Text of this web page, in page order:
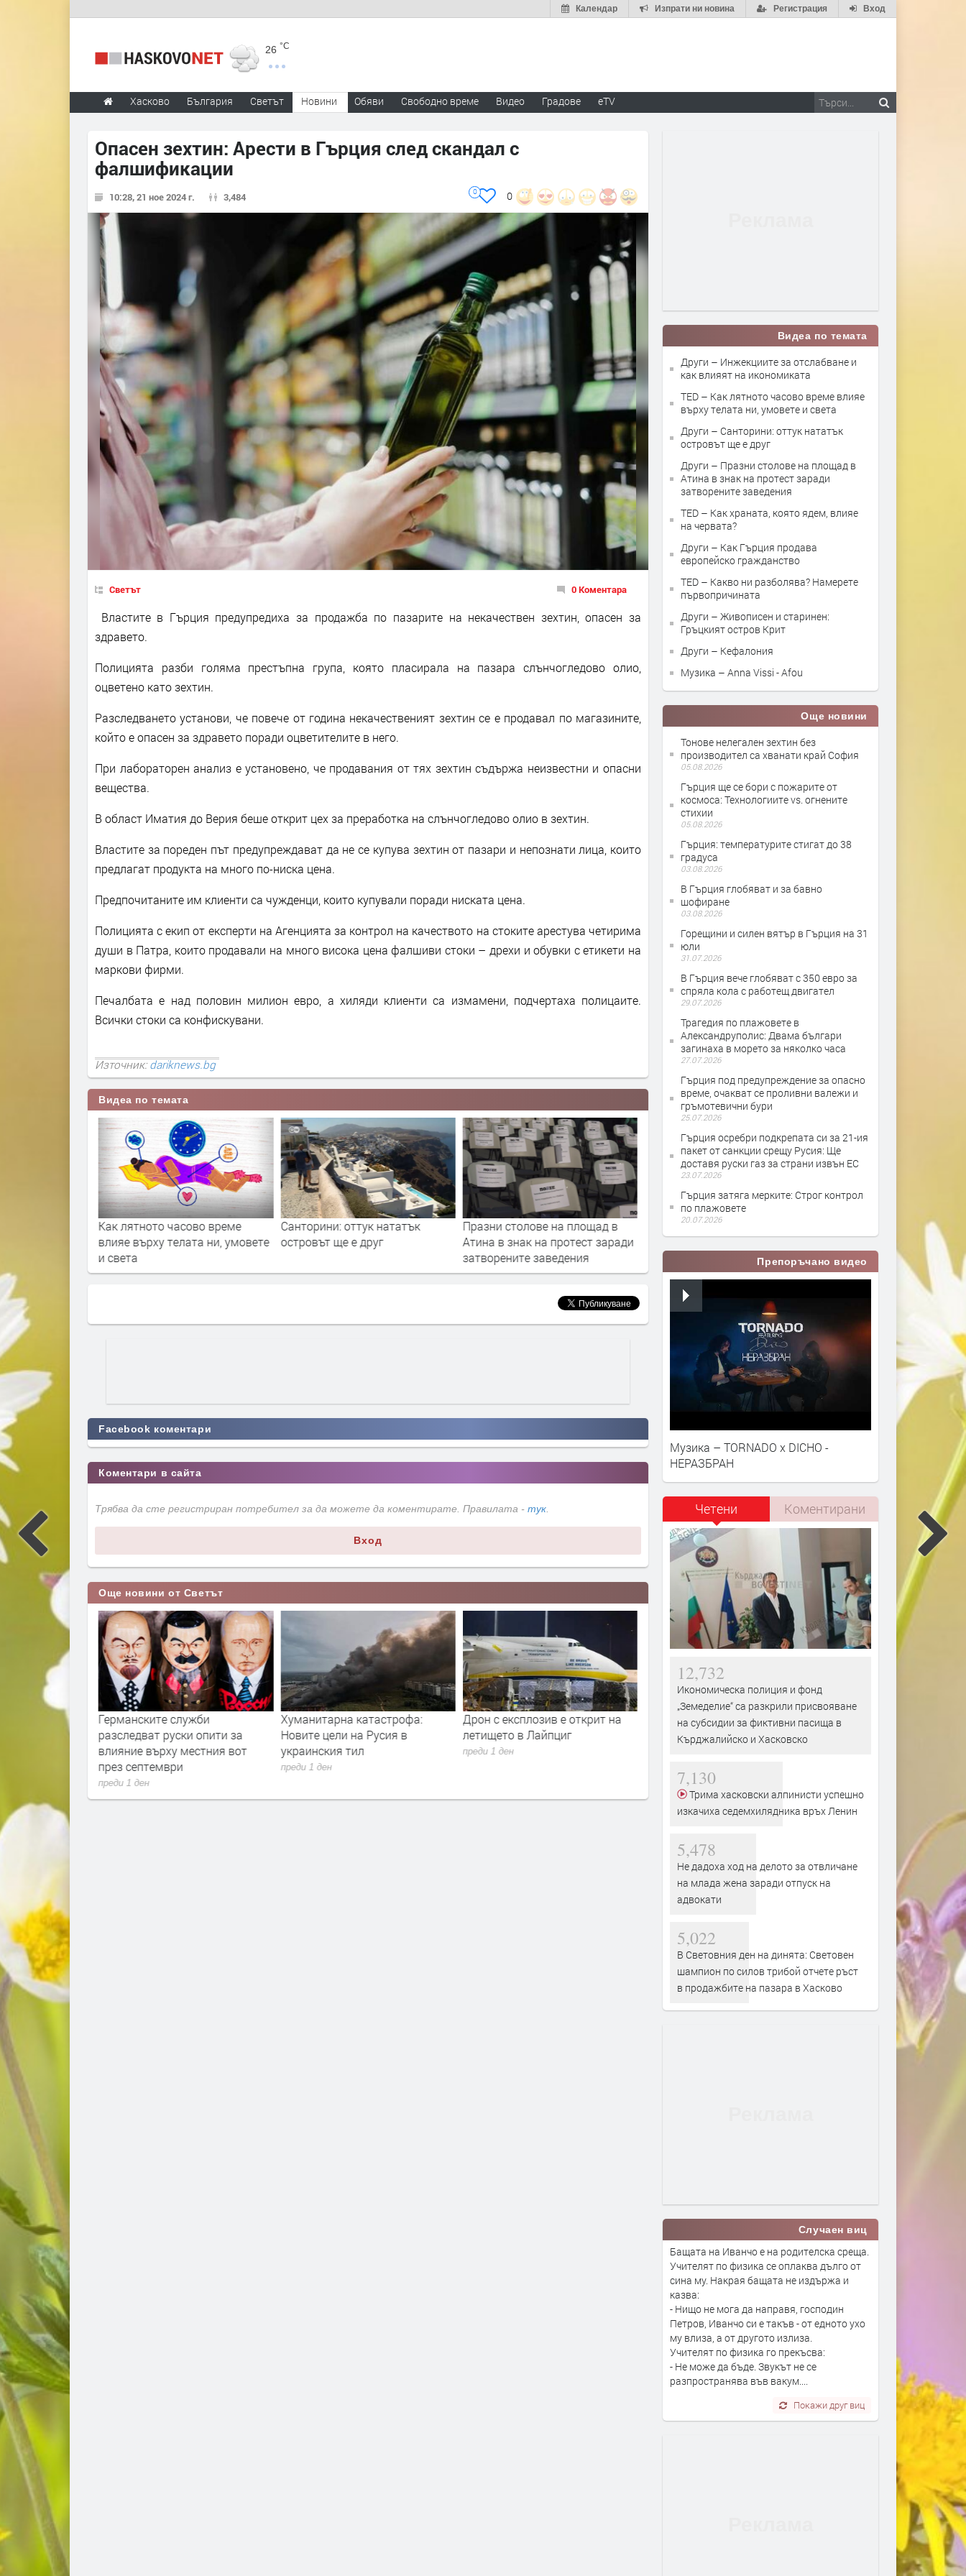
Вход
Регистрация
Изпрати ни новина
Календар
26 °C
Хасково България Светът Новини Обяви Свободно време Видео Градове eTV
Опасен зехтин: Арести в Гърция след скандал с
фалшификации
10:28, 21 ное 2024 г. 3,484 0
0
Светът 0 Коментара
Властите в Гърция предупредиха за продажба по пазарите на некачествен зехтин, опасен за
здравето.
Полицията разби голяма престъпна група, която пласирала на пазара слънчогледово олио,
оцветено като зехтин.
Разследването установи, че повече от година некачественият зехтин се е продавал по магазините,
който е опасен за здравето поради оцветителите в него.
При лабораторен анализ е установено, че продавания от тях зехтин съдържа неизвестни и опасни
вещества.
В област Иматия до Верия беше открит цех за преработка на слънчогледово олио в зехтин.
Властите за пореден път предупреждават да не се купува зехтин от пазари и непознати лица, които
предлагат продукта на много по-ниска цена.
Предпочитаните им клиенти са чужденци, които купували поради ниската цена.
Полицията с екип от експерти на Агенцията за контрол на качеството на стоките арестува четирима
души в Патра, които продавали на много висока цена фалшиви стоки – дрехи и обувки с етикети на
маркови фирми.
Печалбата е над половин милион евро, а хиляди клиенти са измамени, подчертаха полицаите.
Всички стоки са конфискувани.
Източник:dariknews.bg
Видеа по темата
Как лятното часово време
влияе върху телата ни, умовете
и света
Санторини: оттук нататък
островът ще е друг
Празни столове на площад в
Атина в знак на протест заради
затворените заведения
Как храната, която ядем, влияе
на червата?
Как Гърция продава
гражданство
Facebook коментари
Коментари в сайта
Трябва да сте регистриран потребител за да можете да коментирате. Правилата - тук.
Вход
Още новини от Светът
разкрива
Германските служби
разследват руски опити за
влияние върху местния вот
през септември
преди 1 ден
Хуманитарна катастрофа:
Новите цели на Русия в
украинския тил
преди 1 ден
Дрон с експлозив е открит на
летището в Лайпциг
преди 1 ден
Сеута след трагедията: Кой е
виновен – Испания, Мароко или
трафикантите?
Гърция ще се бори с
Видеа по темата
Други – Инжекциите за отслабване и
как влияят на икономиката
TED – Как лятното часово време влияе
върху телата ни, умовете и света
Други – Санторини: оттук нататък
островът ще е друг
Други – Празни столове на площад в
Атина в знак на протест заради
затворените заведения
TED – Как храната, която ядем, влияе
на червата?
Други – Как Гърция продава
европейско гражданство
TED – Какво ни разболява? Намерете
първопричината
Други – Живописен и старинен:
Гръцкият остров Крит
Други – Кефалония
Музика – Anna Vissi - Afou
Още новини
Тонове нелегален зехтин без
производител са хванати край София
05.08.2026
Гърция ще се бори с пожарите от
космоса: Технологиите vs. огнените
стихии
05.08.2026
Гърция: температурите стигат до 38
градуса
03.08.2026
В Гърция глобяват и за бавно
шофиране
03.08.2026
Горещини и силен вятър в Гърция на 31
юли
31.07.2026
В Гърция вече глобяват с 350 евро за
спряла кола с работещ двигател
29.07.2026
Трагедия по плажовете в
Александруполис: Двама българи
загинаха в морето за няколко часа
27.07.2026
Гърция под предупреждение за опасно
време, очакват се проливни валежи и
гръмотевични бури
25.07.2026
Гърция осребри подкрепата си за 21-ия
пакет от санкции срещу Русия: Ще
доставя руски газ за страни извън ЕС
23.07.2026
Гърция затяга мерките: Строг контрол
по плажовете
20.07.2026
Препоръчано видео
Музика – TORNADO x DICHO -
НЕРАЗБРАН
Четени Коментирани
12,732
Икономическа полиция и фонд
„Земеделие“ са разкрили присвояване
на субсидии за фиктивни пасища в
Кърджалийско и Хасковско
7,130
Трима хасковски алпинисти успешно
изкачиха седемхилядника връх Ленин
5,478
Не дадоха ход на делото за отвличане
на млада жена заради отпуск на
адвокати
5,022
В Световния ден на динята: Световен
шампион по силов трибой отчете ръст
в продажбите на пазара в Хасково
Случаен виц
Бащата на Иванчо е на родителска среща.
Учителят по физика се оплаква дълго от
сина му. Накрая бащата не издържа и
казва:
- Нищо не мога да направя, господин
Петров, Иванчо си е такъв - от едното ухо
му влиза, а от другото излиза.
Учителят по физика го прекъсва:
- Не може да бъде. Звукът не се
разпространява във вакум....
Покажи друг виц